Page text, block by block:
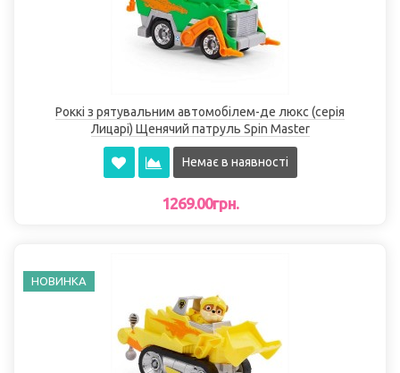
Роккі з рятувальним автомобілем-де люкс (серія
Лицарі) Щенячий патруль Spin Master
Немає в наявності
1269.00грн.
НОВИНКА